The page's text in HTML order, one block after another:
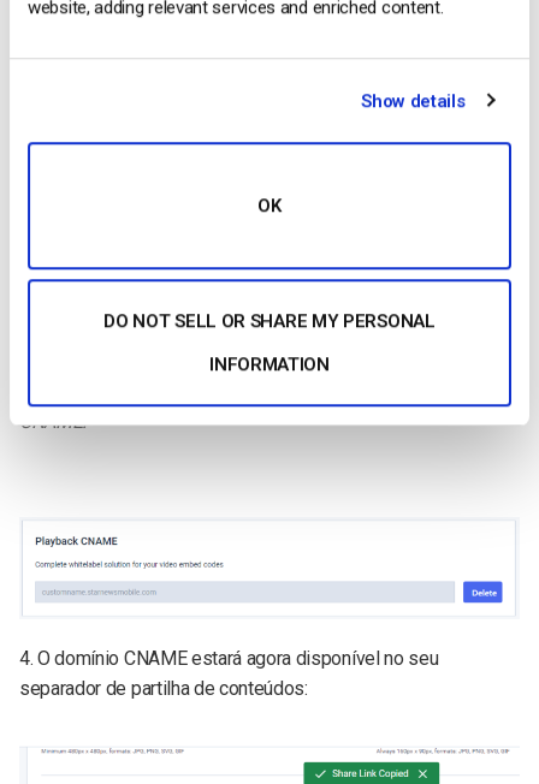
website, adding relevant services and enriched content.
Show details
OK
DO NOT SELL OR SHARE MY PERSONAL
INFORMATION
minutos a serem preenchidos. Em alguns casos, pode
demorar 24-72 horas, ou mais.Se a integração for bem
CNAME.
4. O domínio CNAME estará agora disponível no seu
separador de partilha de conteúdos: